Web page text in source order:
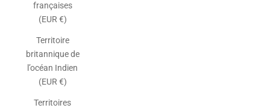
françaises
(EUR €)
Territoire
britannique de
l’océan Indien
(EUR €)
Territoires